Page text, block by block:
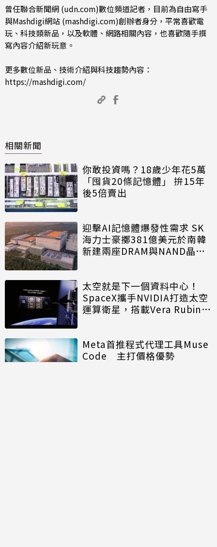
曾任聯合新聞網 (udn.com)數位頻道記者，目前為自由寫手
與Mashdigi網站 (mashdigi.com)創辦者身分，平常喜歡電
玩、科技類新品，以及軟體、網路相關內容，也喜歡隨手撰
寫內容介紹新玩意。
更多數位新品、技術介紹與科技趨勢內容：
https://mashdigi.com/
相關新聞
你敢投資嗎？18歲少年花5萬
「囤貨20條記憶體」 拚15年
後5倍賣出
迎擊AI記憶體爆發性需求 SK
海力士豪擲381億美元於南韓
新建兩座DRAM與NAND晶圓
太空就是下一個資料中心！
SpaceX攜手NVIDIA打造太空
運算衛星，搭載Vera Rubin運
Meta首推程式代理工具Muse
Code 主打價格優勢